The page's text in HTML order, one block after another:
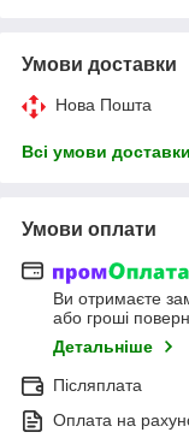
Умови доставки
Нова Пошта
Всі умови доставки
Умови оплати
Ви отримаєте
або гроші
Детальніше
Післяплата
Оплата на